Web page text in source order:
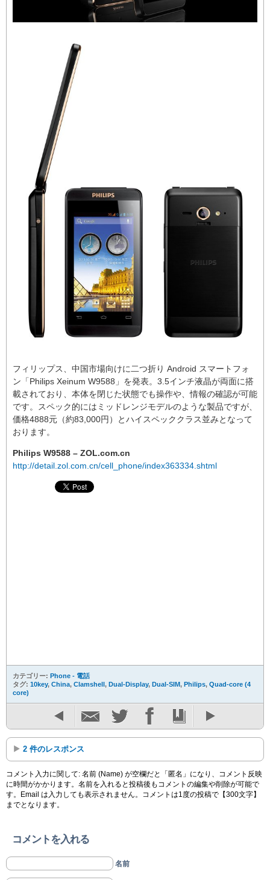
フィリップス、中国市場向けに二つ折り Android スマートフォ
ン「Philips Xeinum W9588」を発表。3.5インチ液晶が両面に搭
載されており、本体を閉じた状態でも操作や、情報の確認が可能
です。スペック的にはミッドレンジモデルのような製品ですが、
価格4888元（約83,000円）とハイスペッククラス並みとなって
おります。
Philips W9588 – ZOL.com.cn
http://detail.zol.com.cn/cell_phone/index363334.shtml
カテゴリー: Phone - 電話
タグ: 10key, China, Clamshell , Dual-Display, Dual-SIM, Philips, Quad-core (4
core)
2 件のレスポンス
コメント入力に関して: 名前 (Name) が空欄だと「匿名」になり、コメント反映
に時間がかかります。名前を入れると投稿後もコメントの編集や削除が可能で
す。Email は入力しても表示されません。コメントは1度の投稿で【300文字】
までとなります。
コメントを入れる
名前